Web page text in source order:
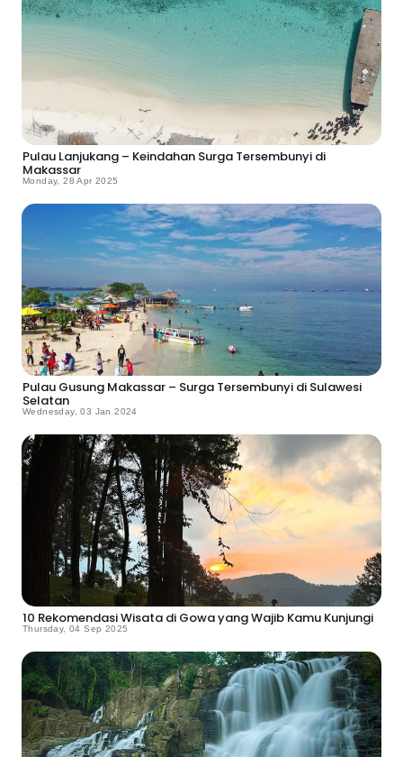
Pulau Lanjukang – Keindahan Surga Tersembunyi di
Makassar
Monday, 28 Apr 2025
Pulau Gusung Makassar – Surga Tersembunyi di Sulawesi
Selatan
Wednesday, 03 Jan 2024
10 Rekomendasi Wisata di Gowa yang Wajib Kamu Kunjungi
Thursday, 04 Sep 2025